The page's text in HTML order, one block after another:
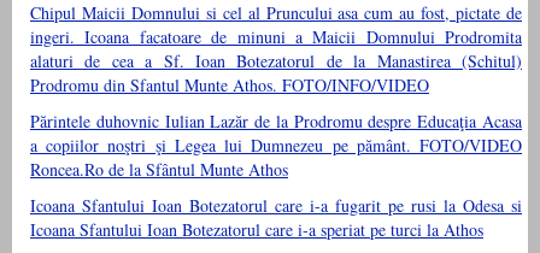
Chipul Maicii Domnului si cel al Pruncului asa cum au fost, pictate de
ingeri. Icoana facatoare de minuni a Maicii Domnului Prodromita
alaturi de cea a Sf. Ioan Botezatorul de la Manastirea (Schitul)
Prodromu din Sfantul Munte Athos. FOTO/INFO/VIDEO
Părintele duhovnic Iulian Lazăr de la Prodromu despre Educaţia Acasa
a copiilor noştri şi Legea lui Dumnezeu pe pământ. FOTO/VIDEO
Roncea.Ro de la Sfântul Munte Athos
Icoana Sfantului Ioan Botezatorul care i-a fugarit pe rusi la Odesa si
Icoana Sfantului Ioan Botezatorul care i-a speriat pe turci la Athos